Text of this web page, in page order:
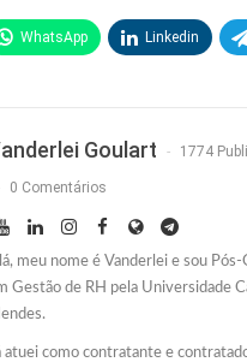
WhatsApp Linkedin
Goulart 1774
0 Comentários
meu nome é Vanderlei e sou Pós-
Gestão de RH pela Universidade
atuei como contratante e